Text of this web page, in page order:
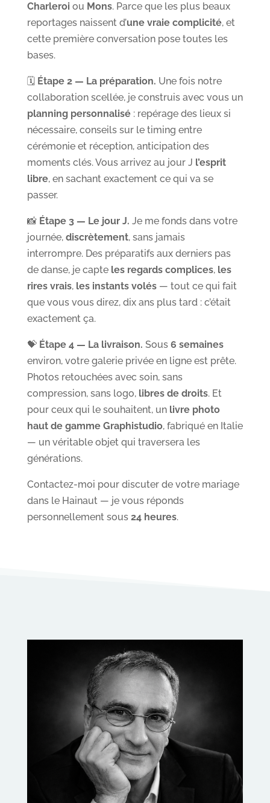
Charleroi ou Mons. Parce que les plus beaux
reportages naissent d’une vraie complicité, et
cette première conversation pose toutes les
bases.
🗓️ Étape 2 — La préparation. Une fois notre
collaboration scellée, je construis avec vous un
planning personnalisé: repérage des lieux si
nécessaire, conseils sur le timing entre
cérémonie et réception, anticipation des
moments clés. Vous arrivez au jour J l’esprit
libre, en sachant exactement ce qui va se
passer.
📸 Étape 3 — Le jour J. Je me fonds dans votre
journée, discrètement, sans jamais
interrompre. Des préparatifs aux derniers pas
de danse, je capte les regards complices, les
rires vrais, les instants volés— tout ce qui fait
que vous vous direz, dix ans plus tard : c’était
exactement ça.
💝 Étape 4 — La livraison. Sous 6 semaines
environ, votre galerie privée en ligne est prête.
Photos retouchées avec soin, sans
compression, sans logo, libres de droits. Et
pour ceux qui le souhaitent, un livre photo
haut de gamme Graphistudio, fabriqué en Italie
— un véritable objet qui traversera les
générations.
Contactez-moi pour discuter de votre mariage
dans le Hainaut — je vous réponds
personnellement sous 24 heures.